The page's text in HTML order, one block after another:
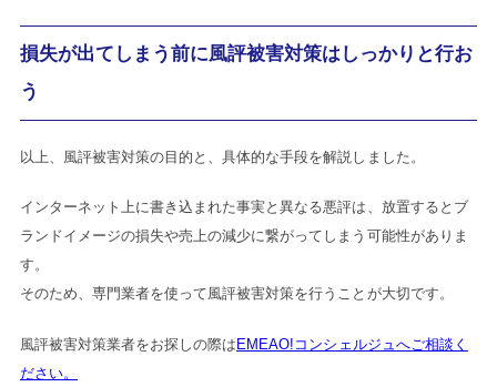
損失が出てしまう前に風評被害対策はしっかりと行お
う
以上、風評被害対策の目的と、具体的な手段を解説しました。
インターネット上に書き込まれた事実と異なる悪評は、放置するとブ
ランドイメージの損失や売上の減少に繋がってしまう可能性がありま
す。
そのため、専門業者を使って風評被害対策を行うことが大切です。
風評被害対策業者をお探しの際はEMEAO!コンシェルジュへご相談く
ださい。